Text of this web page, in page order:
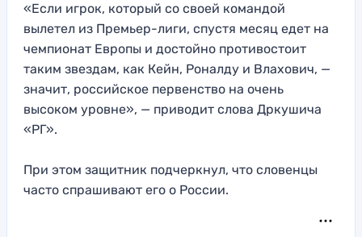
«Если игрок, который со своей командой
вылетел из Премьер-лиги, спустя месяц едет на
чемпионат Европы и достойно противостоит
таким звездам, как Кейн, Роналду и Влахович, —
значит, российское первенство на очень
высоком уровне», — приводит слова Дркушича
«РГ».
При этом защитник подчеркнул, что словенцы
часто спрашивают его о России.